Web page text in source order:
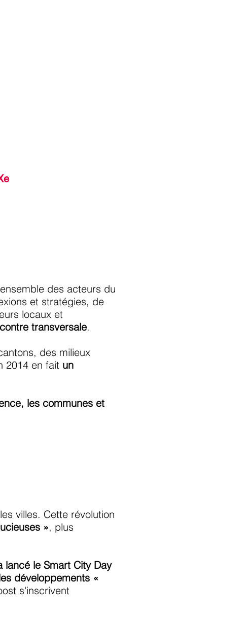
des acteurs du
et stratégies, de
locaux et
transversale.
des milieux
2014 en fait un
les communes et
villes. Cette révolution
», plus
le Smart City Day
développements «
s'inscrivent